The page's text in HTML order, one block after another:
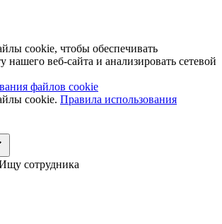
cookie, чтобы обеспечивать
нашего веб-сайта и анализировать сетевой
файлов cookie
cookie. Правила использования
сотрудника